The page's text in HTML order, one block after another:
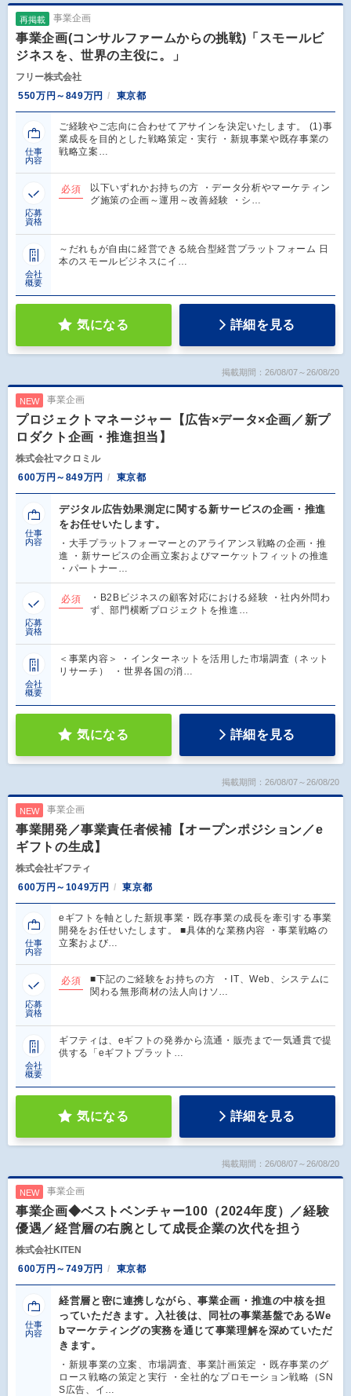
再掲載 事業企画
事業企画(コンサルファームからの挑戦)「スモールビ
ジネスを、世界の主役に。」
フリー株式会社
550万円～849万円
東京都
仕事
内容
ご経験やご志向に合わせてアサインを決定いたします。 (1)事
業成長を目的とした戦略策定・実行 ・新規事業や既存事業の
戦略立案…
応募
資格
必須
以下いずれかお持ちの方 ・データ分析やマーケティン
グ施策の企画～運用～改善経験 ・シ…
会社
概要
～だれもが自由に経営できる統合型経営プラットフォーム 日
本のスモールビジネスにイ…
気になる 詳細を見る
掲載期間：26/08/07～26/08/20
NEW 事業企画
プロジェクトマネージャー【広告×データ×企画／新プ
ロダクト企画・推進担当】
株式会社マクロミル
600万円～849万円
東京都
仕事
内容
デジタル広告効果測定に関する新サービスの企画・推進
をお任せいたします。
・大手プラットフォーマーとのアライアンス戦略の企画・推
進 ・新サービスの企画立案およびマーケットフィットの推進
・パートナー…
応募
資格
必須
・B2Bビジネスの顧客対応における経験 ・社内外問わ
ず、部門横断プロジェクトを推進…
会社
概要
＜事業内容＞ ・インターネットを活用した市場調査（ネット
リサーチ） ・世界各国の消…
気になる 詳細を見る
掲載期間：26/08/07～26/08/20
NEW 事業企画
事業開発／事業責任者候補【オープンポジション／e
ギフトの生成】
株式会社ギフティ
600万円～1049万円
東京都
仕事
内容
eギフトを軸とした新規事業・既存事業の成長を牽引する事業
開発をお任せいたします。 ■具体的な業務内容 ・事業戦略の
立案および…
応募
資格
必須
■下記のご経験をお持ちの方 ・IT、Web、システムに
関わる無形商材の法人向けソ…
会社
概要
ギフティは、eギフトの発券から流通・販売まで一気通貫で提
供する「eギフトプラット…
気になる 詳細を見る
掲載期間：26/08/07～26/08/20
NEW 事業企画
事業企画◆ベストベンチャー100（2024年度）／経験
優遇／経営層の右腕として成長企業の次代を担う
株式会社KITEN
600万円～749万円
東京都
仕事
内容
経営層と密に連携しながら、事業企画・推進の中核を担
っていただきます。入社後は、同社の事業基盤であるWe
bマーケティングの実務を通じて事業理解を深めていただ
きます。
・新規事業の立案、市場調査、事業計画策定 ・既存事業のグ
ロース戦略の策定と実行 ・全社的なプロモーション戦略（SN
S広告、イ…